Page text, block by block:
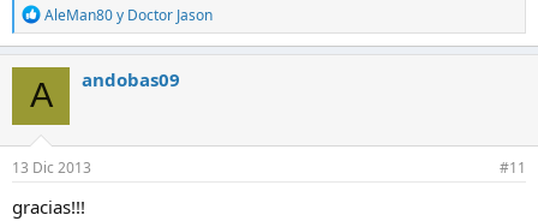
R
e
a
c
c
o
n
e
s
:
AleMan80y Doctor Jason
A andobas09
13 Dic 2013 #11
gracias!!!